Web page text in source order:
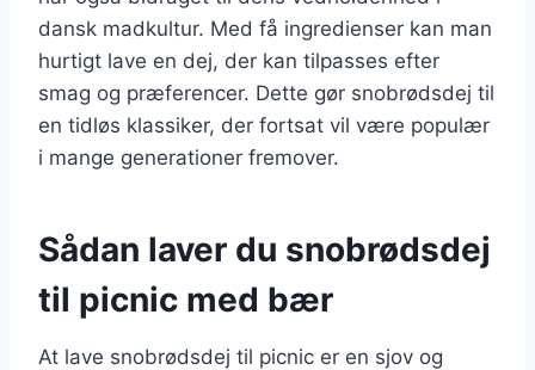
dansk madkultur. Med få ingredienser kan man
hurtigt lave en dej, der kan tilpasses efter
smag og præferencer. Dette gør snobrødsdej til
en tidløs klassiker, der fortsat vil være populær
i mange generationer fremover.
Sådan laver du snobrødsdej
til picnic med bær
At lave snobrødsdej til picnic er en sjov og